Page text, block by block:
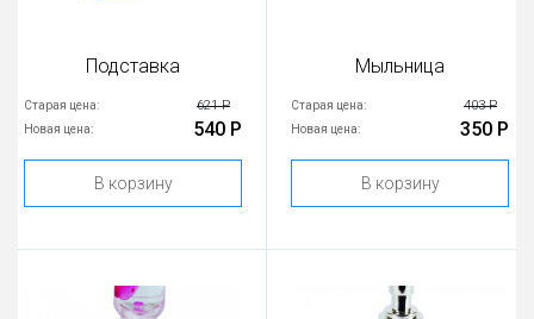
Подставка
Старая цена: 621 Р
Новая цена: 540 Р
В корзину
Мыльница
Старая цена: 403 Р
Новая цена: 350 Р
В корзину